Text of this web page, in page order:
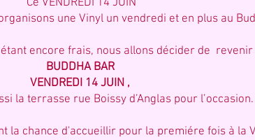
Ce VENDREDI 14 JUIN
une Vinyl un vendredi et en plus au
encore frais, nous allons décider de revenir
BUDDHA BAR
VENDREDI 14 JUIN ,
la terrasse rue Boissy d’Anglas pour l’occasion.
la chance d'accueillir pour la premiére fois à la